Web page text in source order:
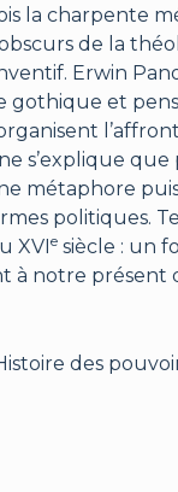
la charpente
de la
Erwin
gothique et
s’explique
métaphore
politiques.
XVI e siècle : un
notre présent
des